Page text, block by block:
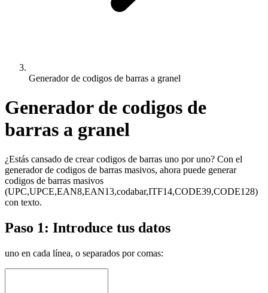
Generador de codigos de barras a granel
Generador de codigos de
barras a granel
¿Estás cansado de crear codigos de barras uno por uno? Con el
generador de codigos de barras masivos, ahora puede generar
codigos de barras masivos
(UPC,UPCE,EAN8,EAN13,codabar,ITF14,CODE39,CODE128)
con texto.
Paso 1: Introduce tus datos
uno en cada línea, o separados por comas: